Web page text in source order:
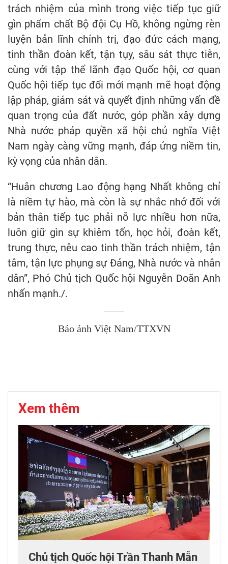
trách nhiệm của mình trong việc tiếp tục giữ
gìn phẩm chất Bộ đội Cụ Hồ, không ngừng rèn
luyện bản lĩnh chính trị, đạo đức cách mạng,
tinh thần đoàn kết, tận tụy, sâu sát thực tiễn,
cùng với tập thể lãnh đạo Quốc hội, cơ quan
Quốc hội tiếp tục đổi mới mạnh mẽ hoạt động
lập pháp, giám sát và quyết định những vấn đề
quan trọng của đất nước, góp phần xây dựng
Nhà nước pháp quyền xã hội chủ nghĩa Việt
Nam ngày càng vững mạnh, đáp ứng niềm tin,
kỳ vọng của nhân dân.
“Huân chương Lao động hạng Nhất không chỉ
là niềm tự hào, mà còn là sự nhắc nhở đối với
bản thân tiếp tục phải nỗ lực nhiều hơn nữa,
luôn giữ gìn sự khiêm tốn, học hỏi, đoàn kết,
trung thực, nêu cao tinh thần trách nhiệm, tận
tâm, tận lực phụng sự Đảng, Nhà nước và nhân
dân”, Phó Chủ tịch Quốc hội Nguyễn Doãn Anh
nhấn mạnh./.
Báo ảnh Việt Nam/TTXVN
Xem thêm
Chủ tịch Quốc hội Trần Thanh Mẫn